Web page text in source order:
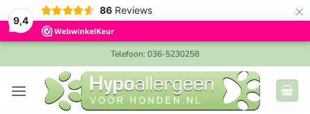
9,4
86 Reviews ×
Ga
naar
inhoud
Telefoon: 036-5230258